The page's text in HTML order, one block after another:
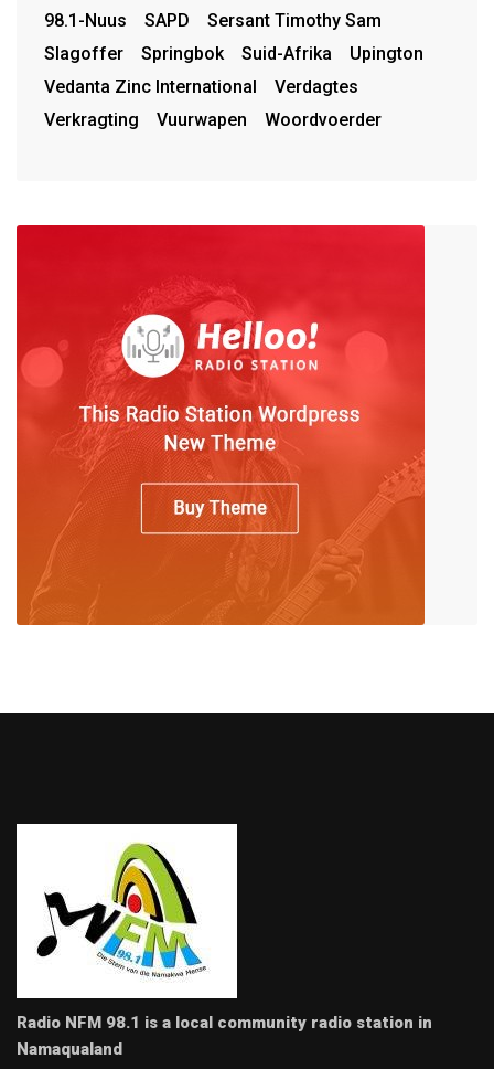
98.1-Nuus
SAPD
Sersant Timothy Sam
Slagoffer
Springbok Suid-Afrika
Upington
Vedanta Zinc International
Verdagtes
Verkragting
Vuurwapen Woordvoerder
Radio NFM 98.1 is a local community radio station in
Namaqualand